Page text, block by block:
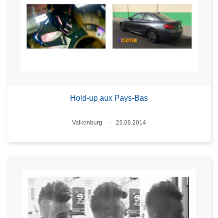
Hold-up aux Pays-Bas
Standort
Valkenburg
23.06.2014